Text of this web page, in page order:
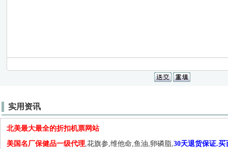
实用资讯
北美最大最全的折扣机票网站
美国名厂保健品一级代理,花旗参,维他命,鱼油,卵磷脂,30天退货保证.买